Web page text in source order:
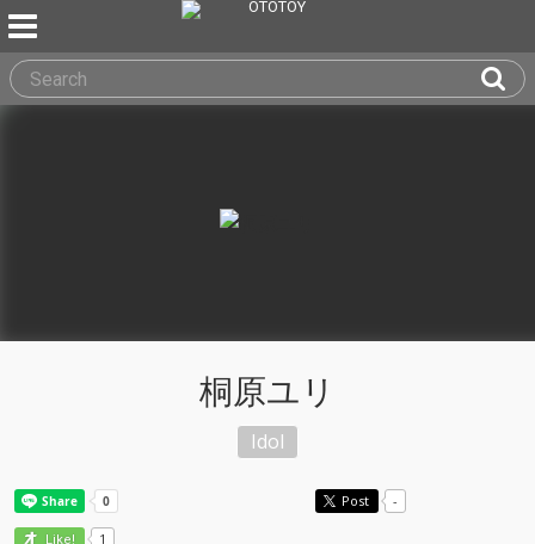
桐原ユリ
Idol
Post -
Like! 1